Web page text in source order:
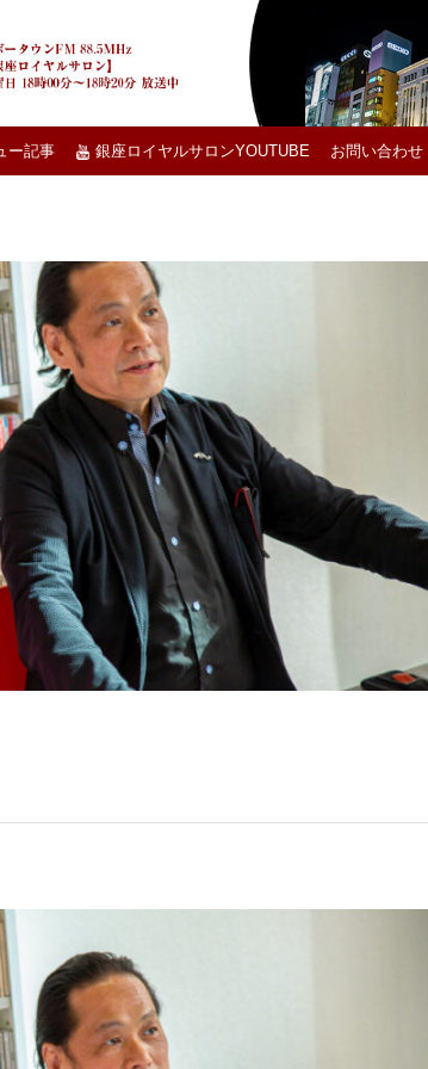
ー記事 銀座ロイヤルサロンYOUTUBE お問い合わせ